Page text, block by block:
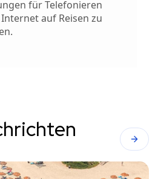
für Telefonieren
auf Reisen zu